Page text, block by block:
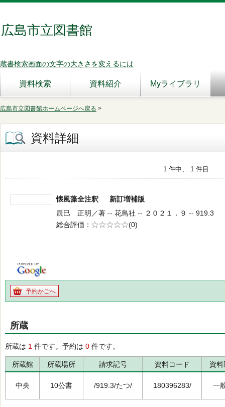
広島市立図書館
蔵書検索画面の文字の大きさを変えるには
資料検索 資料紹介 Myライブラリ
広島市立図書館ホームページへ戻る >
資料詳細
1 件中、 1 件目
懐風藻全注釈 新訂増補版
辰巳 正明／著 -- 花鳥社 -- ２０２１．９ -- 919.3
総合評価
5段階評価
(0)
予約かごへ
所蔵
所蔵は 1 件です。予約は 0 件です。
所蔵館 所蔵場所 請求記号 資料コード 資
中央 10公書 /919.3/たつ/ 180396283/ 一